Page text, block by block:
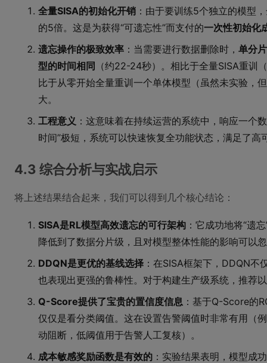
全量SISA的初始化开销 ：由于要训练5个独立的模型
的5倍。这是为获得“可遗忘性”而支付的一次性初始化
遗忘操作的极致效率 ：当需要进行数据删除时， 单分
型的时间相同
（约22-24秒）。相比于全量SISA重训
比于从零开始全量重训一个单体模型（虽然未实验，
大。
工程意义 ：这意味着在持续运营的系统中，响应一个
时间”极短，系统可以快速恢复全功能状态，满足了高
4.3 综合分析与实战启示
将上述结果结合起来，我们可以得到几个核心结论：
SISA是RL模型高效遗忘的可行架构 ：它成功地将“遗
降低到了数据分片级，且对模型整体性能的影响可以
DDQN是更优的基线选择 ：在SISA框架下，DDQN
也表现出更强的鲁棒性。对于构建生产级系统，推荐
Q-Score提供了宝贵的置信度信息 ：基于Q-Score的
仅仅是看分类阈值。这在设置告警阈值时非常有用（
动阻断，低阈值用于告警人工复核）。
成本敏感奖励函数是有效的 ：实验结果表明，模型成